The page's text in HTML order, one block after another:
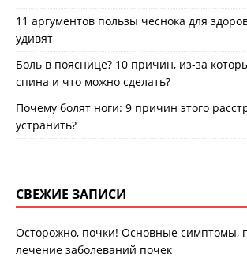
11 аргументов пользы чеснока для
удивят
Боль в пояснице? 10 причин, из-за
спина и что можно сделать?
Почему болят ноги: 9 причин этого
устранить?
СВЕЖИЕ ЗАПИСИ
Осторожно, почки! Основные симптомы,
лечение заболеваний почек